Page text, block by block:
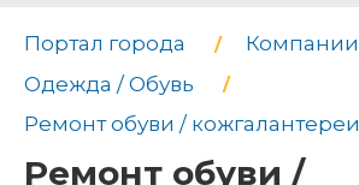
Портал города
Компании
Одежда / Обувь
Ремонт обуви / кожгалантереи
Ремонт обуви /